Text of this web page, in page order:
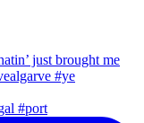
#port